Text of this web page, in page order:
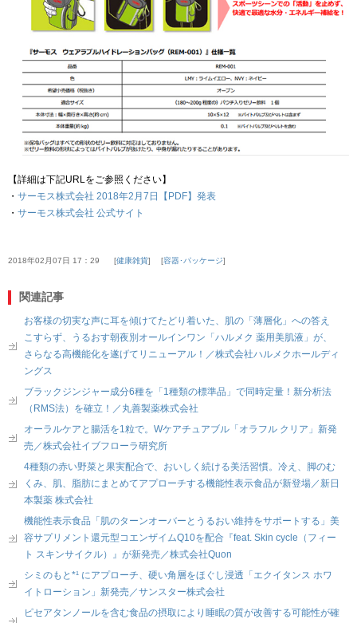
【詳細は下記URLをご参照ください】
・ サーモス株式会社 2018年2月7日【PDF】発表
・ サーモス株式会社 公式サイト
2018年02月07日 17：29 健康雑貨 容器･パッケージ
関連記事
お客様の切実な声に耳を傾けてたどり着いた、肌の「薄層化」への答え
こすらず、うるおす朝夜別オールインワン「ハルメク 薬用美肌液」が、
さらなる高機能化を遂げてリニューアル！／株式会社ハルメクホールディ
ングス
ブラックジンジャー成分6種を「1種類の標準品」で同時定量！新分析法
（RMS法）を確立！／丸善製薬株式会社
オーラルケアと腸活を1粒で。Wケアチュアブル「オラフル クリア」新発
売／株式会社イブフローラ研究所
4種類の赤い野菜と果実配合で、おいしく続ける美活習慣。冷え、脚のむ
くみ、肌、脂肪にまとめてアプローチする機能性表示食品が新登場／新日
本製薬 株式会社
機能性表示食品「肌のターンオーバーとうるおい維持をサポートする」美
容サプリメント還元型コエンザイムQ10を配合『feat. Skin cycle（フィー
ト スキンサイクル）』が新発売／株式会社Quon
シミのもと*¹ にアプローチ、硬い角層をほぐし浸透「エクイタンス ホワ
イトローション」新発売／サンスター株式会社
ピセアタンノールを含む食品の摂取により睡眠の質が改善する可能性が確